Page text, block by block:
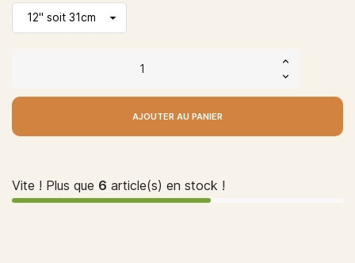
AJOUTER AU PANIER
Vite ! Plus que 6 article(s) en stock !